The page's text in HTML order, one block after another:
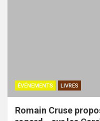
ÉVÉNEMENTS LIVRES
Romain Cruse